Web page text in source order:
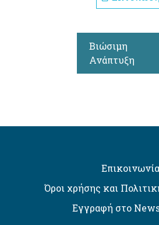
Βιώσιμη
Ανάπτυξη
Επικοινωνία
Όροι χρήσης και
Εγγραφή στο